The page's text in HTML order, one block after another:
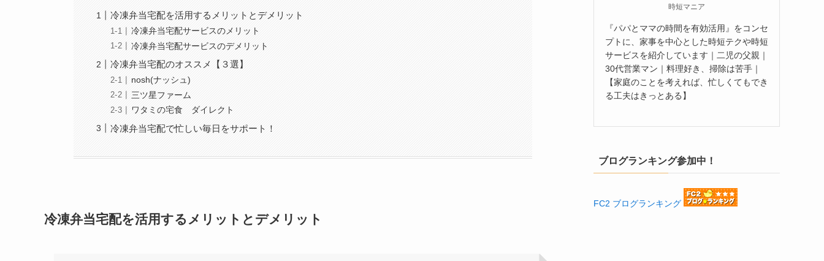
冷凍弁当宅配を活用するメリットとデメリット
冷凍弁当宅配サービスのメリット
冷凍弁当宅配サービスのデメリット
冷凍弁当宅配のオススメ【３選】
nosh(ナッシュ)
三ツ星ファーム
ワタミの宅食 ダイレクト
冷凍弁当宅配で忙しい毎日をサポート！
冷凍弁当宅配を活用するメリットとデメリット
時短マニア
『パパとママの時間を有効活用』をコンセ
プトに、家事を中心とした時短テクや時短
サービスを紹介しています｜二児の父親｜
30代営業マン｜料理好き、掃除は苦手｜
【家庭のことを考えれば、忙しくてもでき
る工夫はきっとある】
ブログランキング参加中！
FC2 ブログランキング